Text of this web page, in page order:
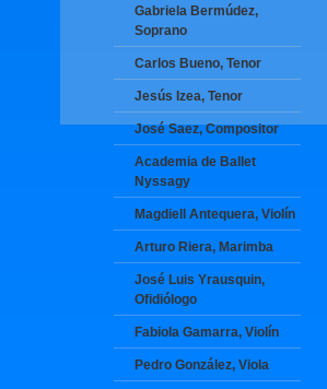
Gabriela Bermúdez,
Soprano
Carlos Bueno, Tenor
Jesús Izea, Tenor
José Saez, Compositor
Academia de Ballet
Nyssagy
Magdiell Antequera, Violín
Arturo Riera, Marimba
José Luis Yrausquin,
Ofidiólogo
Fabiola Gamarra, Violín
Pedro González, Viola